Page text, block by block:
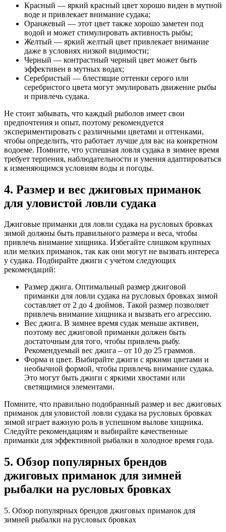
Красный — яркий красный цвет хорошо виден в мутной
воде и привлекает внимание судака;
Оранжевый — этот цвет также хорошо заметен под
водой и может стимулировать активность рыбы;
Желтый — яркий желтый цвет привлекает внимание
даже в условиях низкой видимости;
Черный — контрастный черный цвет может быть
эффективен в мутных водах;
Серебристый — блестящие оттенки серого или
серебристого цвета могут эмулировать движение рыбы
и привлечь судака.
Не стоит забывать, что каждый рыболов имеет свои
предпочтения и опыт, поэтому рекомендуется
экспериментировать с различными цветами и оттенками,
чтобы определить, что работает лучше для вас на конкретном
водоеме. Помните, что успешная ловля судака в зимнее время
требует терпения, наблюдательности и умения адаптироваться
к изменяющимся условиям воды и погоды.
4. Размер и вес джиговых приманок
для уловистой ловли судака
Джиговые приманки для ловли судака на русловых бровках
зимой должны быть правильного размера и веса, чтобы
привлечь внимание хищника. Избегайте слишком крупных
или мелких приманок, так как они могут не вызвать интереса
у судака. Подбирайте джиги с учетом следующих
рекомендаций:
Размер джига. Оптимальный размер джиговой
приманки для ловли судака на русловых бровках зимой
составляет от 2 до 4 дюймов. Такой размер позволяет
привлечь внимание хищника и вызвать его агрессию.
Вес джига. В зимнее время судак меньше активен,
поэтому вес джиговой приманки должен быть
достаточным для того, чтобы привлечь рыбу.
Рекомендуемый вес джига – от 10 до 25 граммов.
Форма и цвет. Выбирайте джиги с яркими цветами и
необычной формой, чтобы привлечь внимание судака.
Это могут быть джиги с яркими хвостами или
светящимися элементами.
Помните, что правильно подобранный размер и вес джиговых
приманок для уловистой ловли судака на русловых бровках
зимой играет важную роль в успешном вылове хищника.
Следуйте рекомендациям и выбирайте качественные
приманки для эффективной рыбалки в холодное время года.
5. Обзор популярных брендов
джиговых приманок для зимней
рыбалки на русловых бровках
5. Обзор популярных брендов джиговых приманок для
зимней рыбалки на русловых бровках